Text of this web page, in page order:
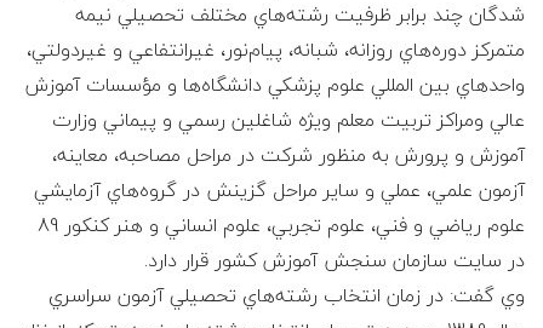
ز
ا
د
ه
و
‌شدگان‌ چند برابر ظرفيت رشته‌‌هاي‌ مختلف‌ تحصيلي نيمه
‌متمركز دوره‌هاي‌ روزانه، شبانه، پيام‌‌نور، غيرانتفاعي‌ و غيردولتي‌،
واحدهاي بين المللي علوم پزشكي دانشگاه‌ها و مؤسسات‌ آموزش‌
عالي ومراكز تربيت معلم ويژه شاغلين رسمي و پيماني وزارت
آموزش و پرورش به‌ منظور شركت‌ در مراحل ‌مصاحبه، معاينه‌،
آزمون‌ علمي‌، عملي و ساير مراحل گزينش‌ در گروه‌هاي آزمايشي‌
علوم ‌رياضي ‌‌و فني، علوم ‌تجربي، علوم ‌انساني و هنر كنكور 89
در سايت سازمان سنجش آموزش كشور قرار دارد.
وي گفت: در زمان انتخاب رشته‌هاي تحصيلي آزمون سراسري